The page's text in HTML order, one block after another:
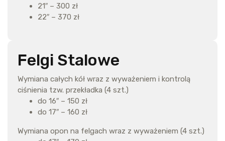
21″ – 300 zł
22″ – 370 zł
Felgi Stalowe
Wymiana całych kół wraz z wyważeniem i kontrolą
ciśnienia tzw. przekładka (4 szt.)
do 16″ – 150 zł
do 17″ – 160 zł
Wymiana opon na felgach wraz z wyważeniem (4 szt.)